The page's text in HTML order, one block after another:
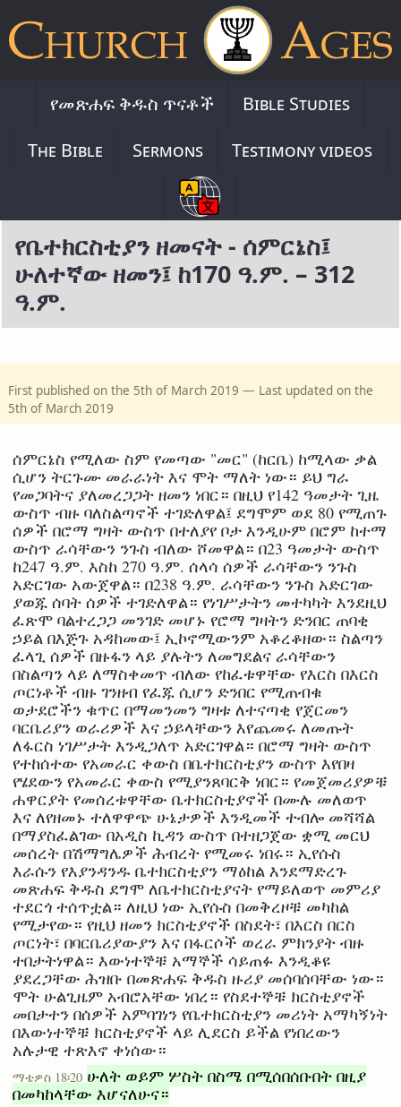
የመጽሐፍ ቅዱስ ጥናቶች
Bible Studies
The Bible
Sermons Testimony videos
የቤተክርስቲያን ዘመናት - ሰምርኔስ፤
ሁለተኛው ዘመን፤ ከ170 ዓ.ም. – 312
ዓ.ም.
First published on the 5th of March 2019 — Last updated on the
5th of March 2019
ሰምርኔስ የሚለው ስም የመጣው "መር" (ከርቤ) ከሚላው ቃል
ሲሆን ትርጉሙ መራራነት እና ሞት ማለት ነው። ይህ ግራ
የመጋባትና ያለመረጋጋት ዘመን ነበር። በዚህ የ142 ዓመታት ጊዜ
ውስጥ ብዙ ባለስልጣኖች ተገድለዋል፤ ደግሞም ወደ 80 የሚጠጉ
ሰዎች በሮማ ግዛት ውስጥ በተለያየ ቦታ እንዲሁም በሮም ከተማ
ውስጥ ራሳቸውን ንጉስ ብለው ሾመዋል። በ23 ዓመታት ውስጥ
ከ247 ዓ.ም. እስከ 270 ዓ.ም. ሰላሳ ሰዎች ራሳቸውን ንጉስ
አድርገው አውጀዋል። በ238 ዓ.ም. ራሳቸውን ንጉስ አድርገው
ያወጁ ሰባት ሰዎች ተገድለዋል። የነገሥታትን መተካካት እንደዚህ
ፈጽሞ ባልተረጋጋ መንገድ መሆኑ የሮማ ግዛትን ድንበር ጠባቂ
ኃይል በእጅጉ አዳከመው፤ ኢኮኖሚውንም አቆረቆዘው። ስልጣን
ፈላጊ ሰዎች በዙፋን ላይ ያሉትን ለመግደልና ራሳቸውን
በስልጣን ላይ ለማስቀመጥ ብለው የከፈቱዋቸው የእርስ በእርስ
ጦርነቶች ብዙ ገንዘብ የፈጁ ሲሆን ድንበር የሚጠብቁ
ወታደሮችን ቁጥር በማመንመን ግዛቱ ለተናጣቂ የጀርመን
ባርቤሪያን ወራሪዎች እና ኃይላቸውን እየጨመሩ ለመጡት
ለፋርስ ነገሥታት እንዲጋለጥ አድርገዋል። በሮማ ግዛት ውስጥ
የተከሰተው የአመራር ቀውስ በቤተክርስቲያን ውስጥ እየበዛ
የሄደውን የአመራር ቀውስ የሚያንጸባርቅ ነበር። የመጀመሪያዎቹ
ሐዋርያት የመሰረቱዋቸው ቤተክርስቲያኖች በሙሉ መለወጥ
እና ለየዘመኑ ተለዋዋጭ ሁኔታዎች እንዲመች ተብሎ መሻሻል
በማያስፈልገው በአዲስ ኪዳን ውስጥ በተዘጋጀው ቋሚ መርህ
መሰረት በሽማግሌዎች ሕብረት የሚመሩ ነበሩ። ኢየሱስ
እራሱን የእያንዳንዱ ቤተክርስቲያን ማዕከል እንደማድረጉ
መጽሐፍ ቅዱስ ደግሞ ለቤተክርስቲያናት የማይለወጥ መምሪያ
ተደርጎ ተሰጥቷል። ለዚህ ነው ኢየሱስ በመቅረዞቹ መካከል
የሚታየው። የዚህ ዘመን ክርስቲያኖች በስደት፣ በእርስ በርስ
ጦርነት፣ በባርቤሪያውያን እና በፋርሶች ወረራ ምክንያት ብዙ
ተበታትነዋል። እውነተኞቹ አማኞች ሳይጠፉ እንዲቆዩ
ያደረጋቸው ሕዝቡ በመጽሐፍ ቅዱስ ዙሪያ መሰባሰባቸው ነው።
ሞት ሁልጊዜም አብሮአቸው ነበረ። የስደተኞቹ ክርስቲያኖች
መበታተን በሰዎች አምባገነን የቤተክርስቲያን መሪነት አማካኝነት
በእውነተኞቹ ክርስቲያኖች ላይ ሊደርስ ይችል የነበረውን
አሉታዊ ተጽእኖ ቀነሰው።
ማቴዎስ 18፡20 ሁለት ወይም ሦስት በስሜ በሚሰበሰቡበት በዚያ
በመካከላቸው እሆናለሁና።